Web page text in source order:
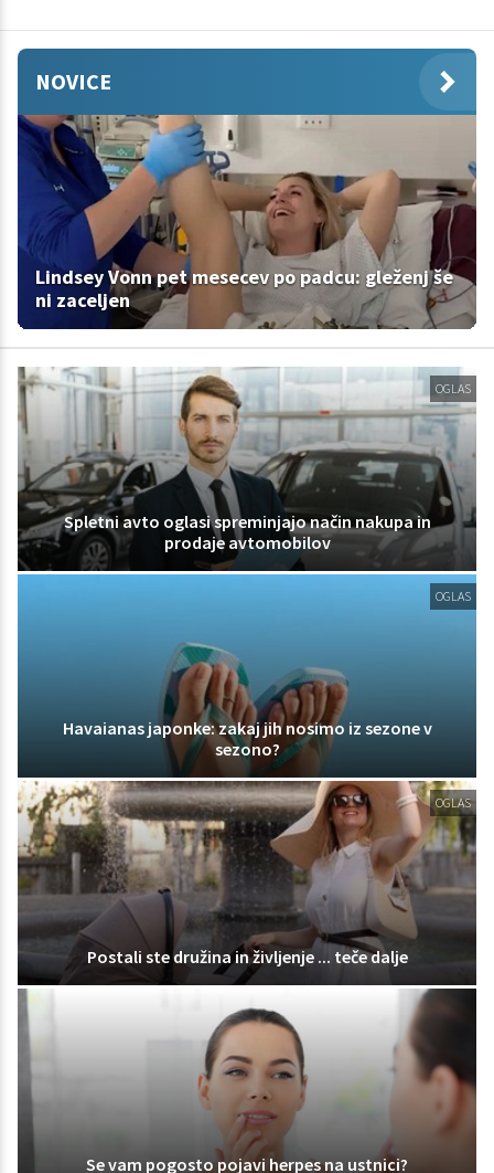
NOVICE
Lindsey Vonn pet mesecev po padcu: gleženj še
ni zaceljen
OGLAS
Spletni avto oglasi spreminjajo način nakupa in
prodaje avtomobilov
OGLAS
Havaianas japonke: zakaj jih nosimo iz sezone v
sezono?
OGLAS
Postali ste družina in življenje ... teče dalje
Se vam pogosto pojavi herpes na ustnici?